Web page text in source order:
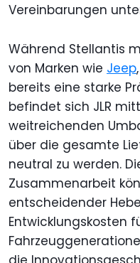
Vereinbarungen
Während Stellantis
von Marken wie Jeep
bereits eine starke
befindet sich JLR
weitreichenden
über die gesamte
neutral zu werden.
Zusammenarbeit
entscheidender
Entwicklungskosten